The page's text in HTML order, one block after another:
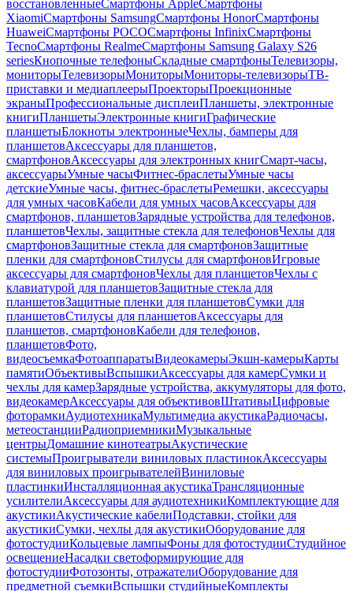
восстановленныеСмартфоны AppleСмартфоны
XiaomiСмартфоны SamsungСмартфоны HonorСмартфоны
HuaweiСмартфоны POCOСмартфоны InfinixСмартфоны
TecnoСмартфоны RealmeСмартфоны Samsung Galaxy S26
seriesКнопочные телефоныСкладные смартфоныТелевизоры,
мониторыТелевизорыМониторыМониторы-телевизорыТВ-
приставки и медиаплеерыПроекторыПроекционные
экраныПрофессиональные дисплеиПланшеты, электронные
книгиПланшетыЭлектронные книгиГрафические
планшетыБлокноты электронныеЧехлы, бамперы для
планшетовАксессуары для планшетов,
смартфоновАксессуары для электронных книгСмарт-часы,
аксессуарыУмные часыФитнес-браслетыУмные часы
детскиеУмные часы, фитнес-браслетыРемешки, аксессуары
для умных часовКабели для умных часовАксессуары для
смартфонов, планшетовЗарядные устройства для телефонов,
планшетовЧехлы, защитные стекла для телефоновЧехлы для
смартфоновЗащитные стекла для смартфоновЗащитные
пленки для смартфоновСтилусы для смартфоновИгровые
аксессуары для смартфоновЧехлы для планшетовЧехлы с
клавиатурой для планшетовЗащитные стекла для
планшетовЗащитные пленки для планшетовСумки для
планшетовСтилусы для планшетовАксессуары для
планшетов, смартфоновКабели для телефонов,
планшетовФото,
видеосъемкаФотоаппаратыВидеокамерыЭкшн-камерыКарты
памятиОбъективыВспышкиАксессуары для камерСумки и
чехлы для камерЗарядные устройства, аккумуляторы для фото,
видеокамерАксессуары для объективовШтативыЦифровые
фоторамкиАудиотехникаМультимедиа акустикаРадиочасы,
метеостанцииРадиоприемникиМузыкальные
центрыДомашние кинотеатрыАкустические
системыПроигрыватели виниловых пластинокАксессуары
для виниловых проигрывателейВиниловые
пластинкиИнсталляционная акустикаТрансляционные
усилителиАксессуары для аудиотехникиКомплектующие для
акустикиАкустические кабелиПодставки, стойки для
акустикиСумки, чехлы для акустикиОборудование для
фотостудииКольцевые лампыФоны для фотостудииСтудийное
освещениеНасадки светоформирующие для
фотостудииФотозонты, отражателиОборудование для
предметной съемкиВспышки студийныеКомплекты